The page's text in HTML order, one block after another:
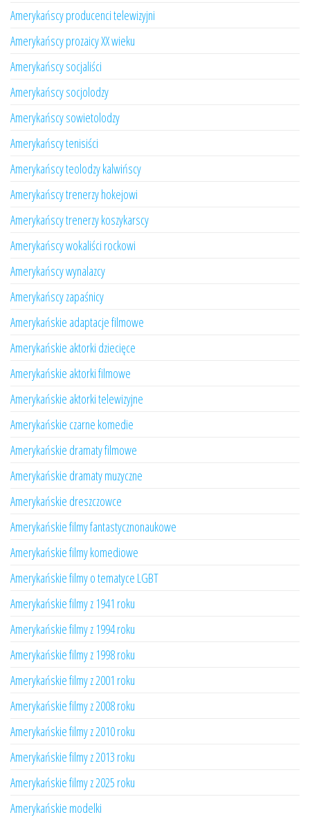
Amerykańscy producenci telewizyjni
Amerykańscy prozaicy XX wieku
Amerykańscy socjaliści
Amerykańscy socjolodzy
Amerykańscy sowietolodzy
Amerykańscy tenisiści
Amerykańscy teolodzy kalwińscy
Amerykańscy trenerzy hokejowi
Amerykańscy trenerzy koszykarscy
Amerykańscy wokaliści rockowi
Amerykańscy wynalazcy
Amerykańscy zapaśnicy
Amerykańskie adaptacje filmowe
Amerykańskie aktorki dziecięce
Amerykańskie aktorki filmowe
Amerykańskie aktorki telewizyjne
Amerykańskie czarne komedie
Amerykańskie dramaty filmowe
Amerykańskie dramaty muzyczne
Amerykańskie dreszczowce
Amerykańskie filmy fantastycznonaukowe
Amerykańskie filmy komediowe
Amerykańskie filmy o tematyce LGBT
Amerykańskie filmy z 1941 roku
Amerykańskie filmy z 1994 roku
Amerykańskie filmy z 1998 roku
Amerykańskie filmy z 2001 roku
Amerykańskie filmy z 2008 roku
Amerykańskie filmy z 2010 roku
Amerykańskie filmy z 2013 roku
Amerykańskie filmy z 2025 roku
Amerykańskie modelki